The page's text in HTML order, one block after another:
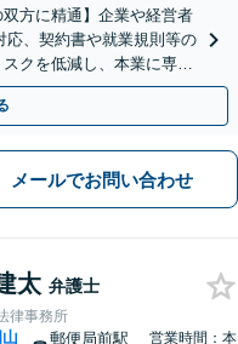
双方に精通】企業や経営者
応、契約書や就業規則等の
クを低減し、本業に専念
ださい
メールでお問い合わせ
太 弁護士
律事務所
山
郵便局前駅
営業時間：本